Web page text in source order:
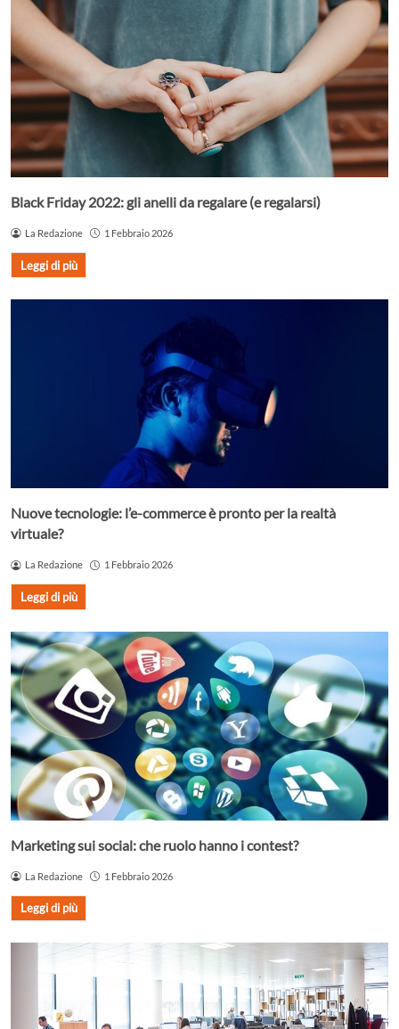
Black Friday 2022: gli anelli da regalare (e regalarsi)
La Redazione 1 Febbraio 2026
Leggi di più
Nuove tecnologie: l’e-commerce è pronto per la realtà
virtuale?
La Redazione 1 Febbraio 2026
Leggi di più
Marketing sui social: che ruolo hanno i contest?
La Redazione 1 Febbraio 2026
Leggi di più